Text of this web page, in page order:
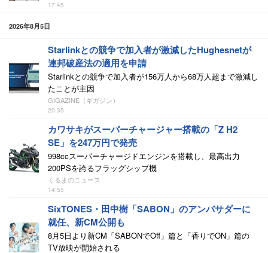
17:45
2026年8月5日
Starlinkとの競争で加入者が激減したHughesnetが
連邦破産法の適用を申請
Starlinkとの競争で加入者が156万人から68万人超まで激減し
たことが主因
GIGAZINE（ギガジン）
20:35
カワサキがスーパーチャージャー搭載の「Z H2
SE」を247万円で発売
998ccスーパーチャージドエンジンを搭載し、最高出力
200PSを誇るフラッグシップ機
くるまのニュース
14:55
SixTONES・田中樹「SABON」のアンバサダーに
就任、新CM公開も
8月5日より新CM「SABONでOff」篇と「香りでON」篇の
TV放映が開始される